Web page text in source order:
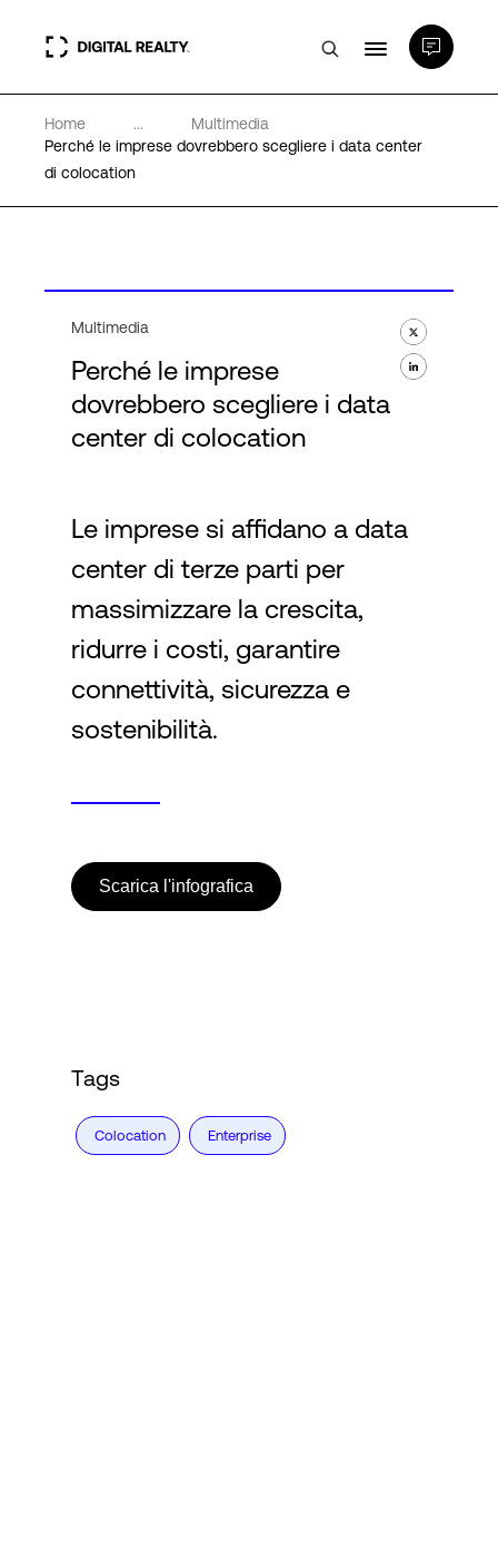
Data center
PlatformDIGITAL®
Chi Siamo
Accesso
Home ...
Multimedia
Perché le imprese dovrebbero scegliere i data center
di colocation
Multimedia
Perché le imprese
dovrebbero scegliere i data
center di colocation
Le imprese si affidano a data
center di terze parti per
massimizzare la crescita,
ridurre i costi, garantire
connettività, sicurezza e
sostenibilità.
Scarica l'infografica
Tags
Colocation Enterprise